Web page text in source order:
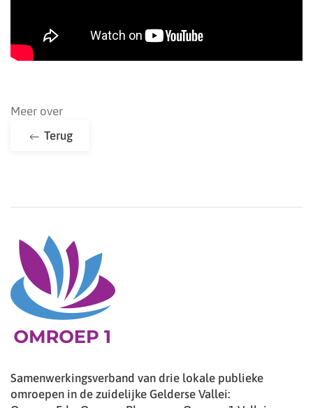
Meer over
Terug
Samenwerkingsverband van drie lokale publieke
omroepen in de zuidelijke Gelderse Vallei: